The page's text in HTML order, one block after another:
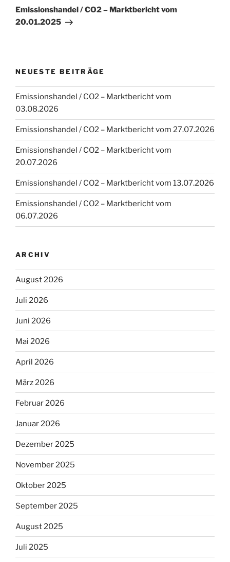
Beitrag
Emissionshandel / CO2 – Marktbericht vom
20.01.2025
NEUESTE BEITRÄGE
Emissionshandel / CO2 – Marktbericht vom
03.08.2026
Emissionshandel / CO2 – Marktbericht vom 27.07.2026
Emissionshandel / CO2 – Marktbericht vom
20.07.2026
Emissionshandel / CO2 – Marktbericht vom 13.07.2026
Emissionshandel / CO2 – Marktbericht vom
06.07.2026
ARCHIV
August 2026
Juli 2026
Juni 2026
Mai 2026
April 2026
März 2026
Februar 2026
Januar 2026
Dezember 2025
November 2025
Oktober 2025
September 2025
August 2025
Juli 2025